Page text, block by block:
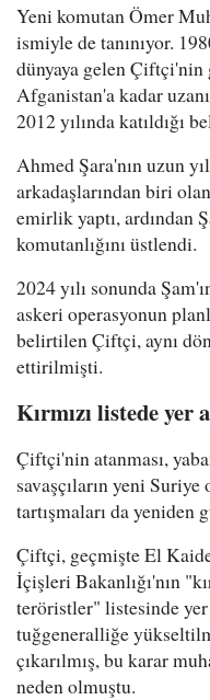
Yeni komutan Ömer
ismiyle de tanınıyor.
dünyaya gelen Çiftçi'nin
Afganistan'a kadar
2012 yılında katıldığı
Ahmed Şara'nın uzun
arkadaşlarından biri
emirlik yaptı, ardından
komutanlığını üstlendi.
2024 yılı sonunda
askeri operasyonun
belirtilen Çiftçi, aynı
ettirilmişti.
Kırmızı listede yer
Çiftçi'nin atanması,
savaşçıların yeni
tartışmaları da yeniden
Çiftçi, geçmişte El
İçişleri Bakanlığı'nın
teröristler" listesinde
tuğgeneralliğe
çıkarılmış, bu karar
neden olmuştu.